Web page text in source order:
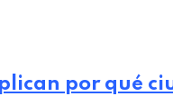
por qué